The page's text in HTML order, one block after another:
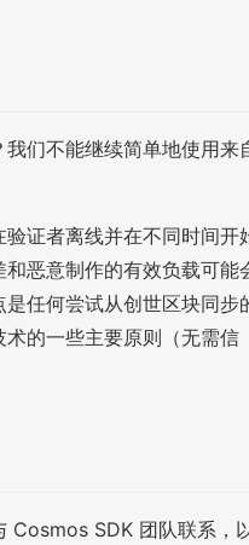
们不能继续简单地使用来
证者离线并在不同时间开
恶意制作的有效负载可能
任何尝试从创世区块同步
的一些主要原则（无需信
Cosmos SDK 团队联系，